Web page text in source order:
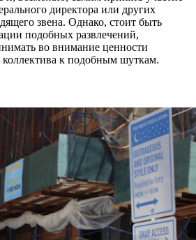
директора или других
звена. Однако, стоит быть
подобных развлечений,
во внимание ценности
коллектива к подобным шуткам.